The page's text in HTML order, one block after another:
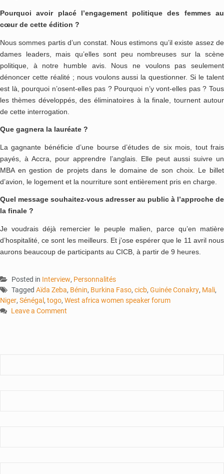
Pourquoi avoir placé l’engagement politique des femmes au
cœur de cette édition ?
Nous sommes partis d’un constat. Nous estimons qu’il existe assez de
dames leaders, mais qu’elles sont peu nombreuses sur la scène
politique, à notre humble avis. Nous ne voulons pas seulement
dénoncer cette réalité ; nous voulons aussi la questionner. Si le talent
est là, pourquoi n’osent-elles pas ? Pourquoi n’y vont-elles pas ? Tous
les thèmes développés, des éliminatoires à la finale, tournent autour
de cette interrogation.
Que gagnera la lauréate ?
La gagnante bénéficie d’une bourse d’études de six mois, tout frais
payés, à Accra, pour apprendre l’anglais. Elle peut aussi suivre un
MBA en gestion de projets dans le domaine de son choix. Le billet
d’avion, le logement et la nourriture sont entièrement pris en charge.
Quel message souhaitez-vous adresser au public à l’approche de
la finale ?
Je voudrais déjà remercier le peuple malien, parce qu’en matière
d’hospitalité, ce sont les meilleurs. Et j’ose espérer que le 11 avril nous
aurons beaucoup de participants au CICB, à partir de 9 heures.
Posted in Interview, Personnalités
Tagged Aïda Zeba, Bénin, Burkina Faso, cicb, Guinée Conakry, Mali,
Niger, Sénégal, togo, West africa women speaker forum
Leave a Comment